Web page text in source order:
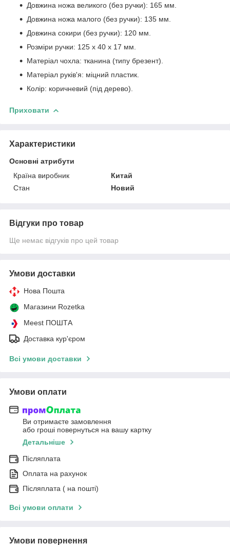
Довжина ножа великого (без ручки): 165 мм.
Довжина ножа малого (без ручки): 135 мм.
Довжина сокири (без ручки): 120 мм.
Розміри ручки: 125 х 40 х 17 мм.
Матеріал чохла: тканина (типу брезент).
Матеріал руків'я: міцний пластик.
Колір: коричневий (під дерево).
Приховати
Характеристики
Основні атрибути
Країна виробник
Китай
Стан
Новий
Відгуки про товар
Ще немає відгуків про цей товар
Умови доставки
Нова Пошта
Магазини Rozetka
Meest ПОШТА
Доставка кур'єром
Всі умови доставки
Умови оплати
Ви отримаєте замовлення
або гроші повернуться на вашу картку
Детальніше
Післяплата
Оплата на рахунок
Післяплата ( на пошті)
Всі умови оплати
Умови повернення